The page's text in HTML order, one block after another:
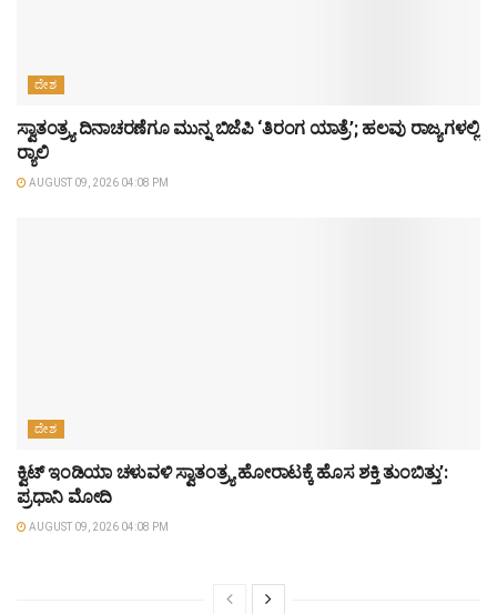
ದೇಶ
ಸ್ವಾತಂತ್ರ್ಯ ದಿನಾಚರಣೆಗೂ ಮುನ್ನ ಬಿಜೆಪಿ ‘ತಿರಂಗ ಯಾತ್ರೆ’; ಹಲವು ರಾಜ್ಯಗಳಲ್ಲಿ
ರ‍್ಯಾಲಿ
AUGUST 09, 2026 04:08 PM
ದೇಶ
ಕ್ವಿಟ್ ಇಂಡಿಯಾ ಚಳುವಳಿ ಸ್ವಾತಂತ್ರ್ಯ ಹೋರಾಟಕ್ಕೆ ಹೊಸ ಶಕ್ತಿ ತುಂಬಿತ್ತು’:
ಪ್ರಧಾನಿ ಮೋದಿ
AUGUST 09, 2026 04:08 PM